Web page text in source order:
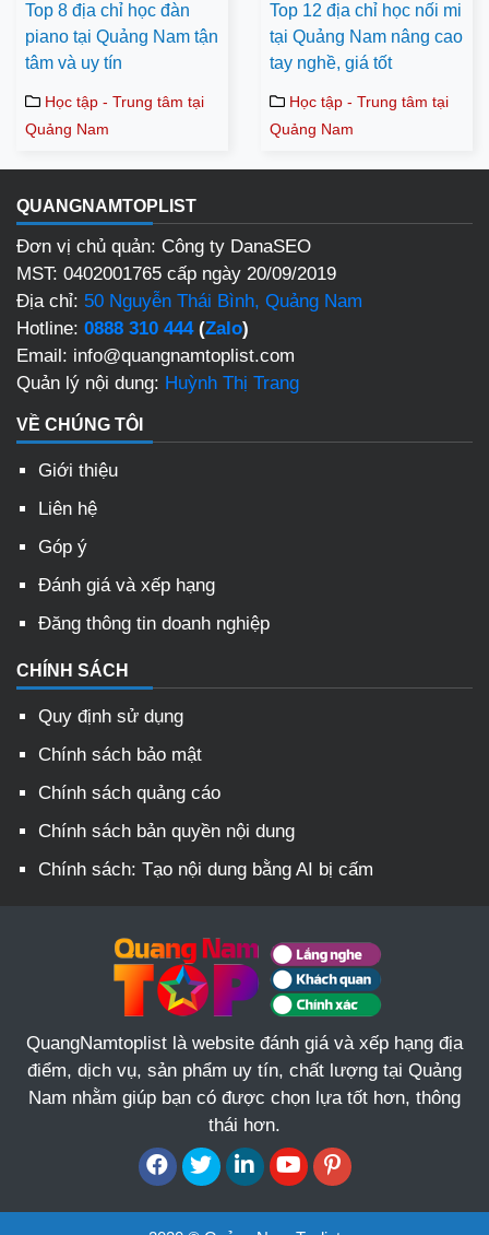
Top 8 địa chỉ học đàn
piano tại Quảng Nam tận
tâm và uy tín
Học tập - Trung tâm tại
Quảng Nam
Top 12 địa chỉ học nối mi
tại Quảng Nam nâng cao
tay nghề, giá tốt
Học tập - Trung tâm tại
Quảng Nam
QUANGNAMTOPLIST
Đơn vị chủ quản: Công ty DanaSEO
MST: 0402001765 cấp ngày 20/09/2019
Địa chỉ: 50 Nguyễn Thái Bình, Quảng Nam
Hotline: 0888 310 444(Zalo)
Email: info@quangnamtoplist.com
Quản lý nội dung: Huỳnh Thị Trang
VỀ CHÚNG TÔI
Giới thiệu
Liên hệ
Góp ý
Đánh giá và xếp hạng
Đăng thông tin doanh nghiệp
CHÍNH SÁCH
Quy định sử dụng
Chính sách bảo mật
Chính sách quảng cáo
Chính sách bản quyền nội dung
Chính sách: Tạo nội dung bằng AI bị cấm
QuangNamtoplist là website đánh giá và xếp hạng địa
điểm, dịch vụ, sản phẩm uy tín, chất lượng tại Quảng
Nam nhằm giúp bạn có được chọn lựa tốt hơn, thông
thái hơn.